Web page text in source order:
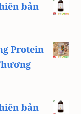
bản
Protein
bản